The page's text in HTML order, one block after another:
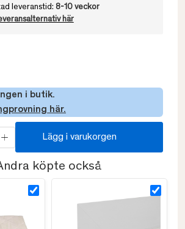
leveranstid: 8-10 veckor
här
i butik.
här.
Lägg i varukorgen
köpte också